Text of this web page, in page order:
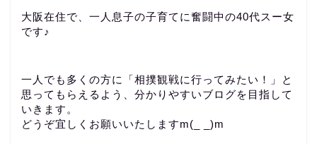
大阪在住で、一人息子の子育てに奮闘中の40代スー女
です♪
一人でも多くの方に「相撲観戦に行ってみたい！」と
思ってもらえるよう、分かりやすいブログを目指して
いきます。
どうぞ宜しくお願いいたしますm(_ _)m